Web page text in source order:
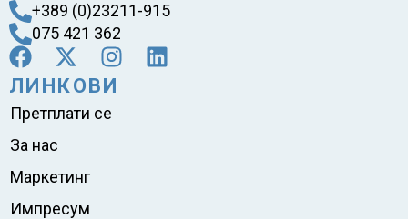
+389 (0)23211-915
075 421 362
ЛИНКОВИ
Претплати се
За нас
Маркетинг
Импресум